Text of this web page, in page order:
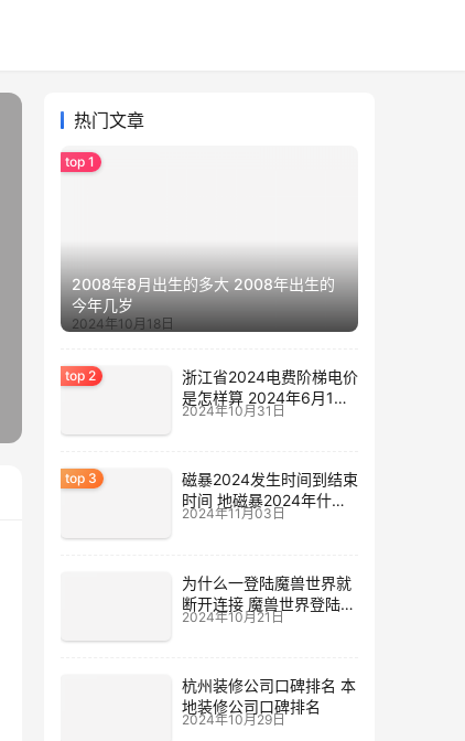
热门文章
2008年8月出生的多大 2008年出生的
今年几岁
2024年10月18日
浙江省2024电费阶梯电价
是怎样算 2024年6月1日
电费涨价
2024年10月31日
磁暴2024发生时间到结束
时间 地磁暴2024年什么
时候
2024年11月03日
为什么一登陆魔兽世界就
断开连接 魔兽世界登陆不
上去
2024年10月21日
杭州装修公司口碑排名 本
地装修公司口碑排名
2024年10月29日